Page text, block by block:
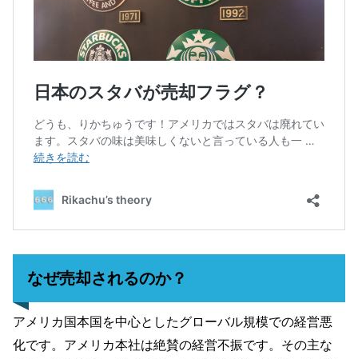
なぜ売却されるのか？
アメリカ国本国を中心としたグローバル規模での経営悪
化です。アメリカ本社は絶賛の経営不振です。その主な